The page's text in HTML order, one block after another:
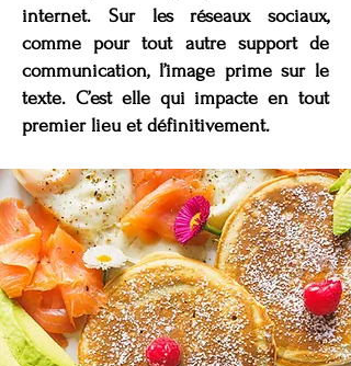
internet. Sur les réseaux sociaux,
comme pour tout autre support de
communication, l’image prime sur le
texte. C’est elle qui impacte en tout
premier lieu et définitivement.